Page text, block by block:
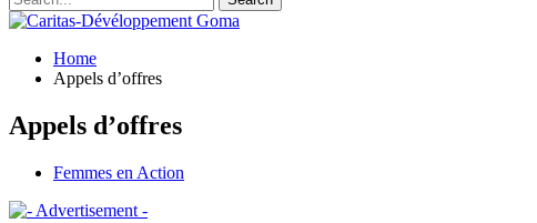
Home
Appels d’offres
Appels d’offres
Femmes en Action